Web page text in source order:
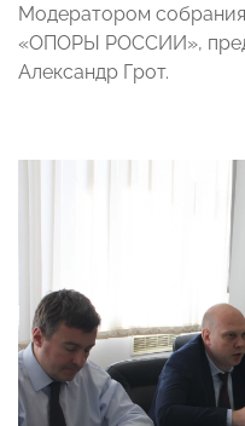
Модератором
«ОПОРЫ РОССИИ»,
Александр Грот.